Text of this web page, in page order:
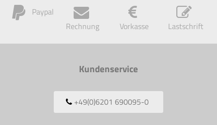
Paypal
Rechnung
Vorkasse Lastschrift
Kundenservice
+49(0)6201 690095-0